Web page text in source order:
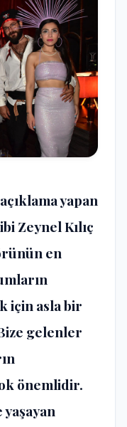
yapan
Zeynel Kılıç
en
için asla bir
gelenler
önemlidir.